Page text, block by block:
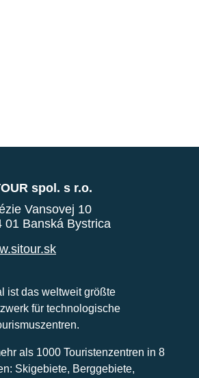
spol. s r.o.
Vansovej 10
01 Banská Bystrica
ist das weltweit größte
für technologische
als 1000 Touristenzentren in 8
Skigebiete, Berggebiete,